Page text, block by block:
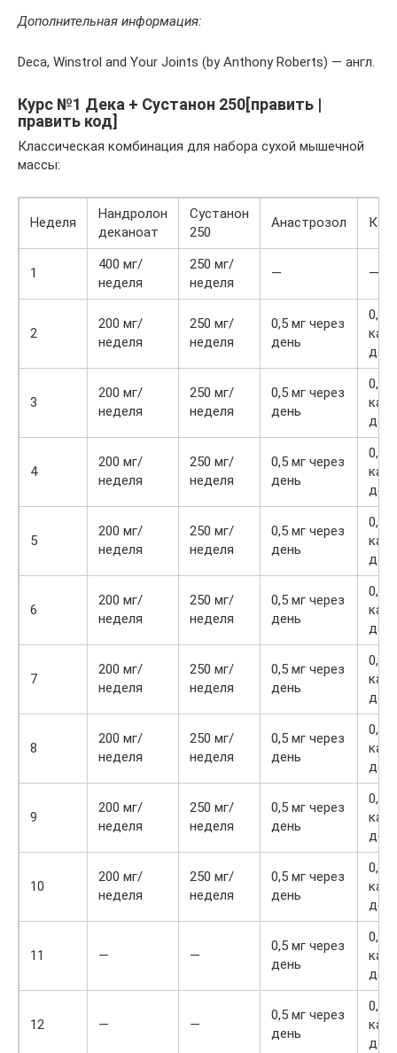
Дополнительная информация:
Deca, Winstrol and Your Joints (by Anthony Roberts) — англ.
Курс №1 Дека + Сустанон 250[править |
править код]
Классическая комбинация для набора сухой мышечной
массы:
Неделя
Нандролон
деканоат
Сустанон
250
Анастрозол
1
400 мг/
неделя
250 мг/
неделя
— —
2
200 мг/
неделя
250 мг/
неделя
0,5 мг через
день
0,25
3
200 мг/
неделя
250 мг/
неделя
0,5 мг через
день
0,25
4
200 мг/
неделя
250 мг/
неделя
0,5 мг через
день
0,25
5
200 мг/
неделя
250 мг/
неделя
0,5 мг через
день
0,25
6
200 мг/
неделя
250 мг/
неделя
0,5 мг через
день
0,25
7
200 мг/
неделя
250 мг/
неделя
0,5 мг через
день
0,25
8
200 мг/
неделя
250 мг/
неделя
0,5 мг через
день
0,25
9
200 мг/
неделя
250 мг/
неделя
0,5 мг через
день
0,25
10
200 мг/
неделя
250 мг/
неделя
0,5 мг через
день
0,25
11 — —
0,5 мг через
день
0,25
12 — —
0,5 мг через
день
0,25